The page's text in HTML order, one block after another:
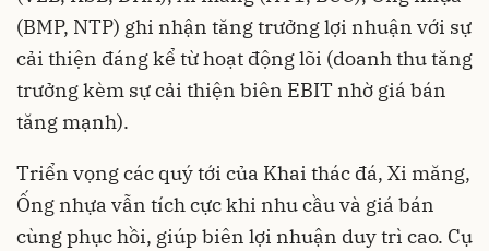
(BMP, NTP) ghi nhận tăng trưởng lợi nhuận với sự
cải thiện đáng kể từ hoạt động lõi (doanh thu tăng
trưởng kèm sự cải thiện biên EBIT nhờ giá bán
tăng mạnh).
Triển vọng các quý tới của Khai thác đá, Xi măng,
Ống nhựa vẫn tích cực khi nhu cầu và giá bán
cùng phục hồi, giúp biên lợi nhuận duy trì cao. Cụ